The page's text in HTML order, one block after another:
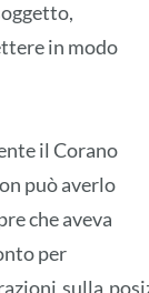
in modo
il Corano
può averlo
che aveva
per
sulla